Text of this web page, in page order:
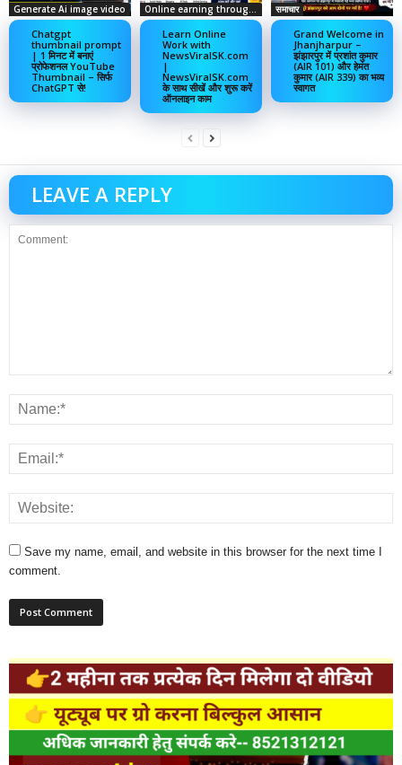
Generate Ai image video
Chatgpt
thumbnail prompt
| 1 मिनट में बनाएं
प्रोफेशनल YouTube
Thumbnail – सिर्फ
ChatGPT से!
Online earning through social media
Learn Online
Work with
NewsViralSK.com
|
NewsViralSK.com
के साथ सीखें और शुरू करें
ऑनलाइन काम
समाचार
Grand Welcome in
Jhanjharpur –
झंझारपुर में प्रशांत कुमार
(AIR 101) और हेमंत
कुमार (AIR 339) का भव्य
स्वागत
LEAVE A REPLY
Save my name, email, and website in this browser for the next time I
comment.